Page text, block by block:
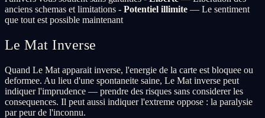
anciens schemas et limitations - Potentiel illimite — Le sentiment
que tout est possible maintenant
Le Mat Inverse
Quand Le Mat apparait inverse, l'energie de la carte est bloquee ou
deformee. Au lieu d'une spontaneite saine, Le Mat inverse peut
indiquer l'imprudence — prendre des risques sans considerer les
consequences. Il peut aussi indiquer l'extreme oppose : la paralysie
par peur de l'inconnu.